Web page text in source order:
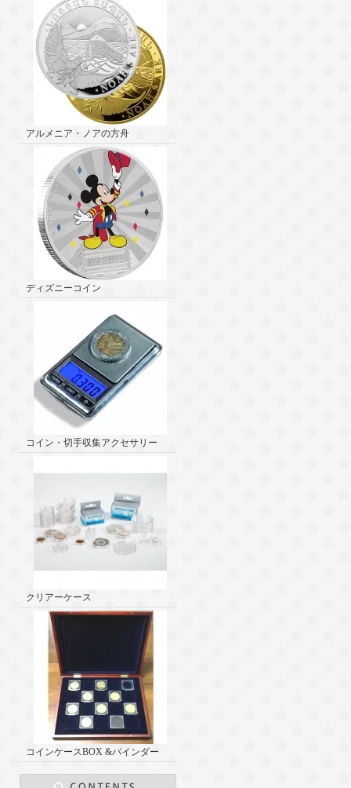
アルメニア・ノアの方舟
ディズニーコイン
コイン・切手収集アクセサリー
クリアーケース
コインケースBOX &バインダー